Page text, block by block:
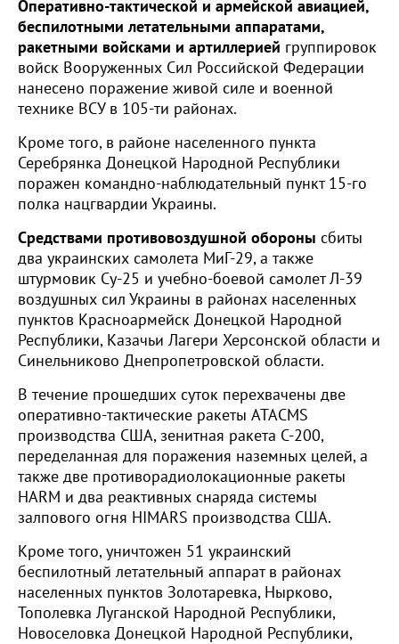
Оперативно-тактической и армейской авиацией,
беспилотными летательными аппаратами,
ракетными войсками и артиллерией группировок
войск Вооруженных Сил Российской Федерации
нанесено поражение живой силе и военной
технике ВСУ в 105-ти районах.
Кроме того, в районе населенного пункта
Серебрянка Донецкой Народной Республики
поражен командно-наблюдательный пункт 15-го
полка нацгвардии Украины.
Средствами противовоздушной обороны сбиты
два украинских самолета МиГ-29, а также
штурмовик Су-25 и учебно-боевой самолет Л-39
воздушных сил Украины в районах населенных
пунктов Красноармейск Донецкой Народной
Республики, Казачьи Лагери Херсонской области и
Синельниково Днепропетровской области.
В течение прошедших суток перехвачены две
оперативно-тактические ракеты ATACМS
производства США, зенитная ракета С-200,
переделанная для поражения наземных целей, а
также две противорадиолокационные ракеты
HARM и два реактивных снаряда системы
залпового огня HIMARS производства США.
Кроме того, уничтожен 51 украинский
беспилотный летательный аппарат в районах
населенных пунктов Золотаревка, Нырково,
Тополевка Луганской Народной Республики,
Новоселовка Донецкой Народной Республики,